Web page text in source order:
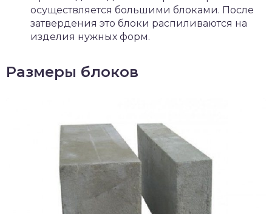
осуществляется большими блоками. После
затвердения это блоки распиливаются на
изделия нужных форм.
Размеры блоков